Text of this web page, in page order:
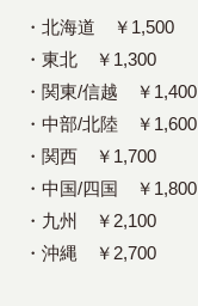
・北海道 ￥1,500
・東北 ￥1,300
・関東/信越 ￥1,400
・中部/北陸 ￥1,600
・関西 ￥1,700
・中国/四国 ￥1,800
・九州 ￥2,100
・沖縄 ￥2,700